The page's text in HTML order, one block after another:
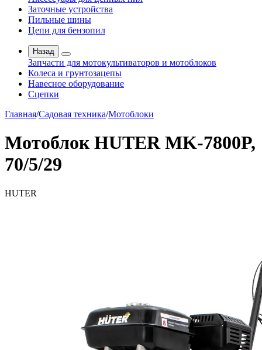
Заточные устройства
Пильные шины
Цепи для бензопил
Назад
Запчасти для мотокультиваторов и мотоблоков
Колеса и грунтозацепы
Навесное оборудование
Сцепки
Главная/Садовая техника/Мотоблоки
Мотоблок HUTER MK-7800P,
70/5/29
HUTER